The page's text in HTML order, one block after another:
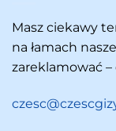
Masz ciekawy
na łamach
zareklamować